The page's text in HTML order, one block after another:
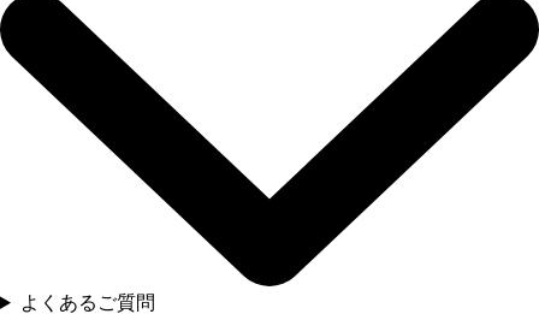
よくあるご質問